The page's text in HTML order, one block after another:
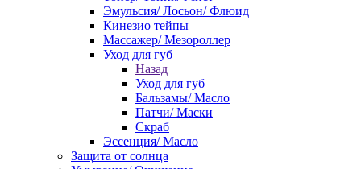
Эмульсия/ Лосьон/ Флюид
Кинезио тейпы
Массажер/ Мезороллер
Уход для губ
Назад
Уход для губ
Бальзамы/ Масло
Патчи/ Маски
Скраб
Эссенция/ Масло
Защита от солнца